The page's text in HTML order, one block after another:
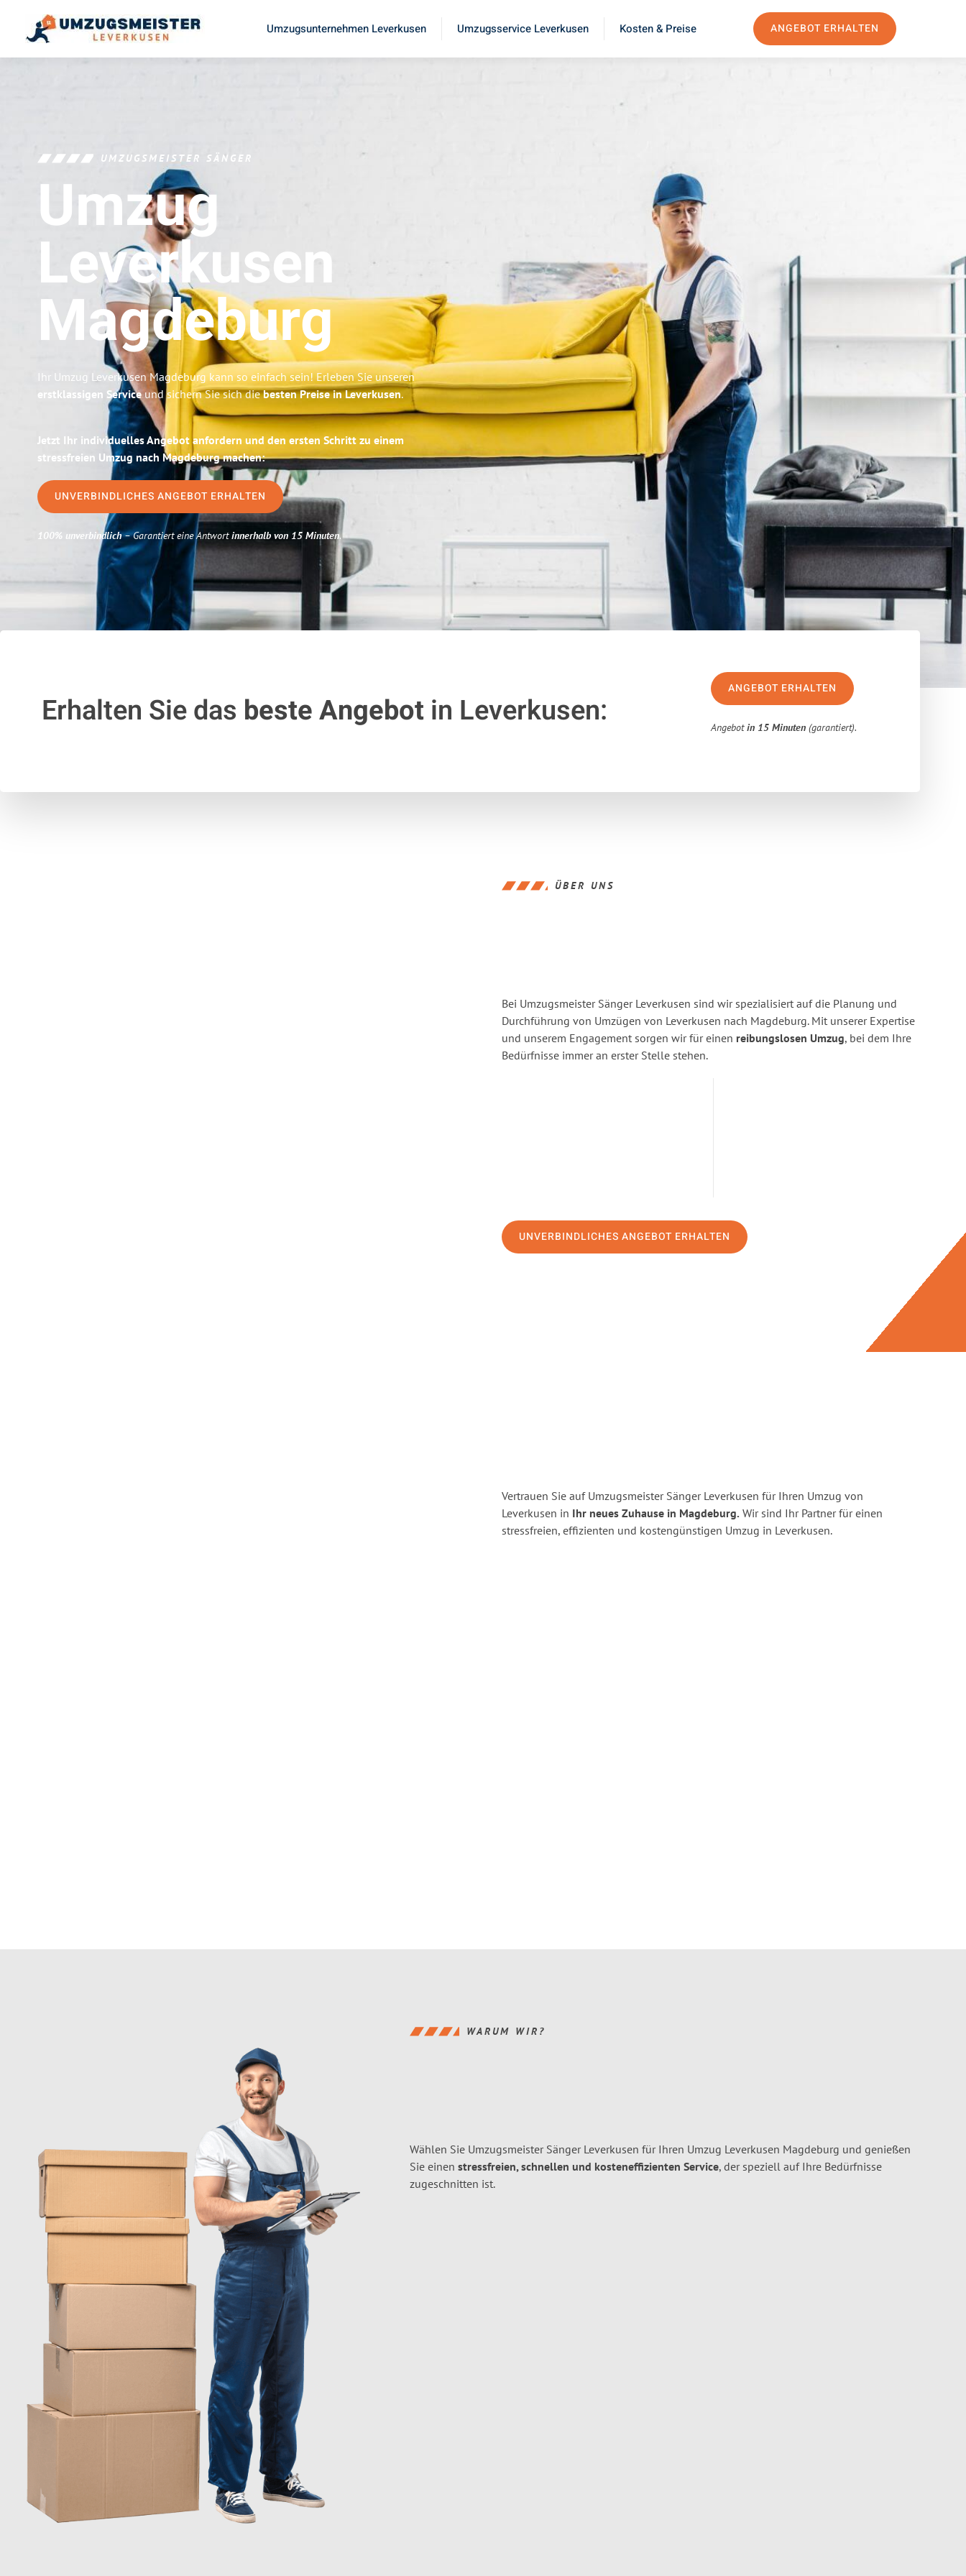
Umzugsunternehmen Leverkusen Umzugsservice Leverkusen Kosten & Preise ANGEBOT ERHALTEN
UMZUGSMEISTER SÄNGER
Umzug
Leverkusen
Magdeburg
Ihr Umzug Leverkusen Magdeburg kann so einfach sein! Erleben Sie unseren
erstklassigen Serviceund sichern Sie sich diebesten Preise in Leverkusen.
Jetzt Ihr individuelles Angebot anfordern und den ersten Schritt zu einem
stressfreien Umzug nach Magdeburg machen:
UNVERBINDLICHES ANGEBOT ERHALTEN
100% unverbindlich– Garantiert eine Antwortinnerhalb von 15 Minuten.
Erhalten Sie das beste Angebotin Leverkusen:
ANGEBOT ERHALTEN
Angebotin 15 Minuten (garantiert).
ÜBER UNS
Bei Umzugsmeister Sänger Leverkusen sind wir spezialisiert auf die Planung und
Durchführung von Umzügen von Leverkusen nach Magdeburg. Mit unserer Expertise
und unserem Engagement sorgen wir für einen reibungslosen Umzug, bei dem Ihre
Bedürfnisse immer an erster Stelle stehen.
UNVERBINDLICHES ANGEBOT ERHALTEN
Vertrauen Sie auf Umzugsmeister Sänger Leverkusen für Ihren Umzug von
Leverkusen in Ihr neues Zuhause in Magdeburg. Wir sind Ihr Partner für einen
stressfreien, effizienten und kostengünstigen Umzug in Leverkusen.
WARUM WIR?
Wählen Sie Umzugsmeister Sänger Leverkusen für Ihren Umzug Leverkusen Magdeburg und genießen
Sie einen stressfreien, schnellen und kosteneffizienten Service, der speziell auf Ihre Bedürfnisse
zugeschnitten ist.